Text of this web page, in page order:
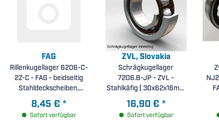
FAG
Rillenkugellager 6206-C-
2Z-C - FAG - beidseitig
Stahldeckscheiben,
erhöhte radiale Lagerluft
C3 ( 30x62x16mm )
8,45 € *
Sofort verfügbar
ZVL, Slovakia
Schrägkugellager
7206.B-JP - ZVL -
Stahlkäfig ( 30x62x16mm
)
16,90 € *
Sofort verfügbar